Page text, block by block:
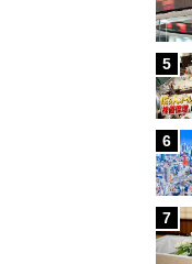
5
6
7